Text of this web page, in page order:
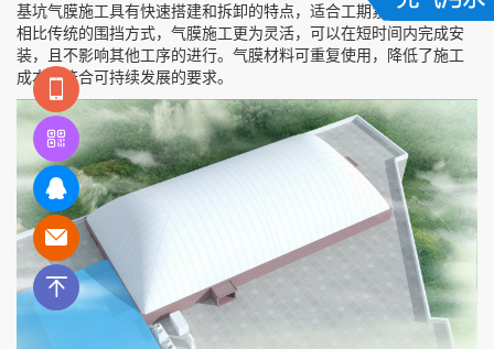
基坑气膜施工具有快速搭建和拆卸的特点，适合工期紧张的项目。
相比传统的围挡方式，气膜施工更为灵活，可以在短时间内完成安
装，且不影响其他工序的进行。气膜材料可重复使用，降低了施工
成本，符合可持续发展的要求。